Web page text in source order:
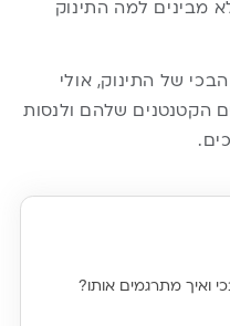
מבינים למה התינוק
של התינוק, אולי
הקטנטנים שלהם ולנסות
ואיך מתרגמים אותו?